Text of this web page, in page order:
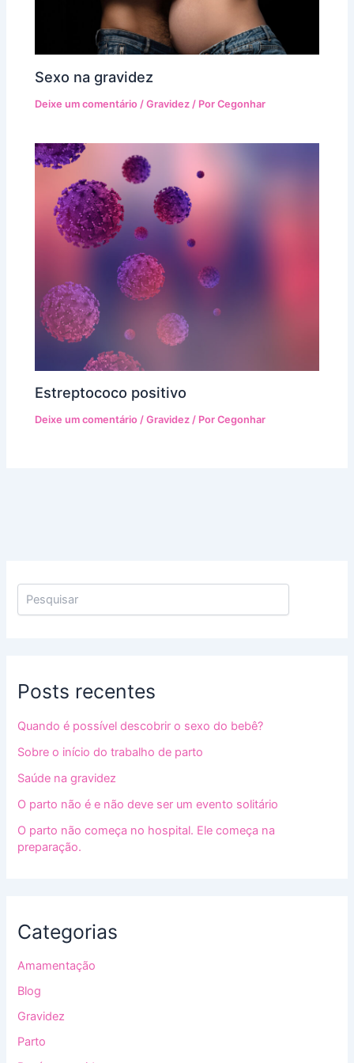
Sexo na gravidez
Deixe um comentário /Gravidez / PorCegonhar
Estreptococo positivo
Deixe um comentário /Gravidez / PorCegonhar
Posts recentes
Quando é possível descobrir o sexo do bebê?
Sobre o início do trabalho de parto
Saúde na gravidez
O parto não é e não deve ser um evento solitário
O parto não começa no hospital. Ele começa na
preparação.
Categorias
Amamentação
Blog
Gravidez
Parto